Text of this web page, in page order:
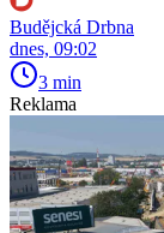
Budějcká Drbna
dnes, 09:02
3 min
Reklama